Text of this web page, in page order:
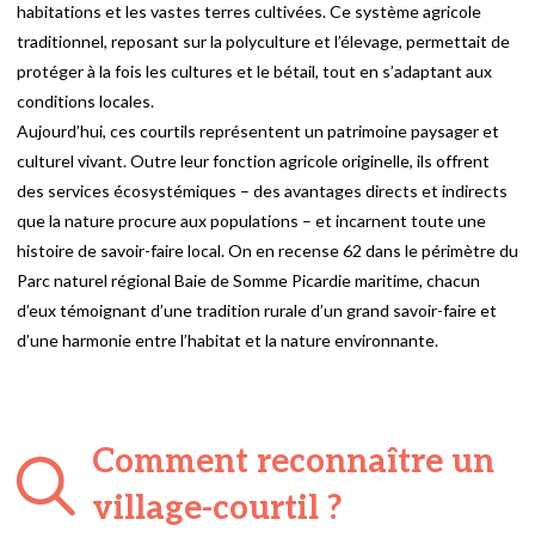
habitations et les vastes terres cultivées. Ce système agricole
traditionnel, reposant sur la polyculture et l’élevage, permettait de
protéger à la fois les cultures et le bétail, tout en s’adaptant aux
conditions locales.
Aujourd’hui, ces courtils représentent un patrimoine paysager et
culturel vivant. Outre leur fonction agricole originelle, ils offrent
des services écosystémiques – des avantages directs et indirects
que la nature procure aux populations – et incarnent toute une
histoire de savoir-faire local. On en recense 62 dans le périmètre du
Parc naturel régional Baie de Somme Picardie maritime, chacun
d’eux témoignant d’une tradition rurale d’un grand savoir-faire et
d’une harmonie entre l’habitat et la nature environnante.
Comment reconnaître un
village-courtil ?